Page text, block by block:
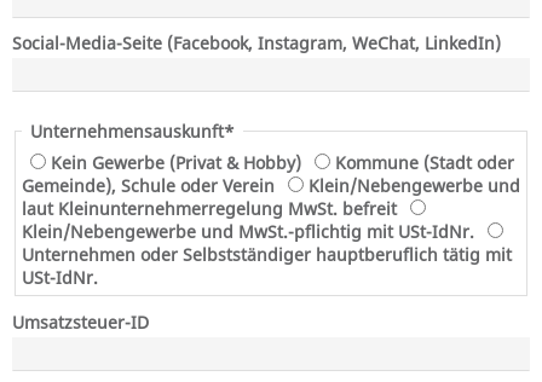
Social-Media-Seite (Facebook, Instagram, WeChat, LinkedIn)
Pflichtfeld
Unternehmensauskunft*
Kein Gewerbe (Privat & Hobby)
Kommune (Stadt oder
Gemeinde), Schule oder Verein
Klein/Nebengewerbe und
laut Kleinunternehmerregelung MwSt. befreit
Klein/Nebengewerbe und MwSt.-pflichtig mit USt-IdNr.
Unternehmen oder Selbstständiger hauptberuflich tätig mit
USt-IdNr.
Umsatzsteuer-ID